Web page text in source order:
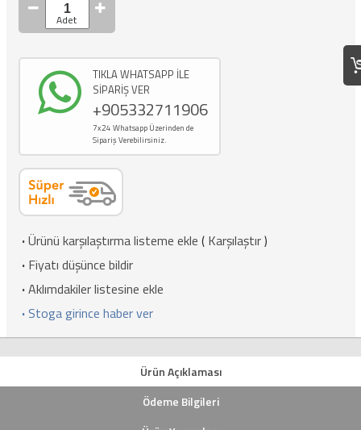
TIKLA WHATSAPP İLE
SİPARİŞ VER
+905332711906
7x24 Whatsapp Üzerinden de
Sipariş Verebilirsiniz.
·Ürünü karşılaştırma listeme ekle ( Karşılaştır)
· Fiyatı düşünce bildir
·Aklımdakiler listesine ekle
· Stoga girince haber ver
Ürün Açıklaması
Ödeme Bilgileri